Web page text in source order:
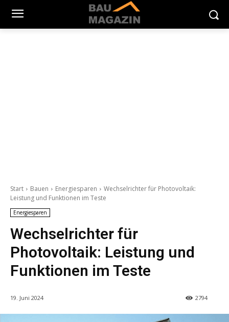
Start Bauen Energiesparen
Wechselrichter für Photovoltaik:
Leistung und Funktionen im Teste
Energiesparen
Wechselrichter für
Photovoltaik: Leistung und
Funktionen im Teste
19. Juni 2024 2794